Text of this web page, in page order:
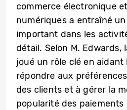
commerce électronique
numériques a entraîné
important dans les
détail. Selon M. Edwards,
joué un rôle clé en aidant
répondre aux
des clients et à gérer la
popularité des paiements